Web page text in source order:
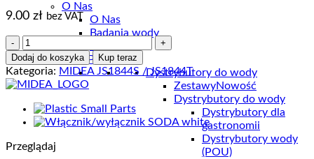
O Nas
O Nas
Badania wody
SKLEP
Dystrybutory do wody
ZestawyNowość
Dystrybutory do wody
Dystrybutory dla
gastronomii
Dystrybutory wody
(POU)
9.00 zł bez VAT
ilość
Włącznik/wyłącznik
SODA
black
Dodaj do koszyka Kup teraz
Kategoria: MIDEA JS1844S / JS1844T
Przeglądaj